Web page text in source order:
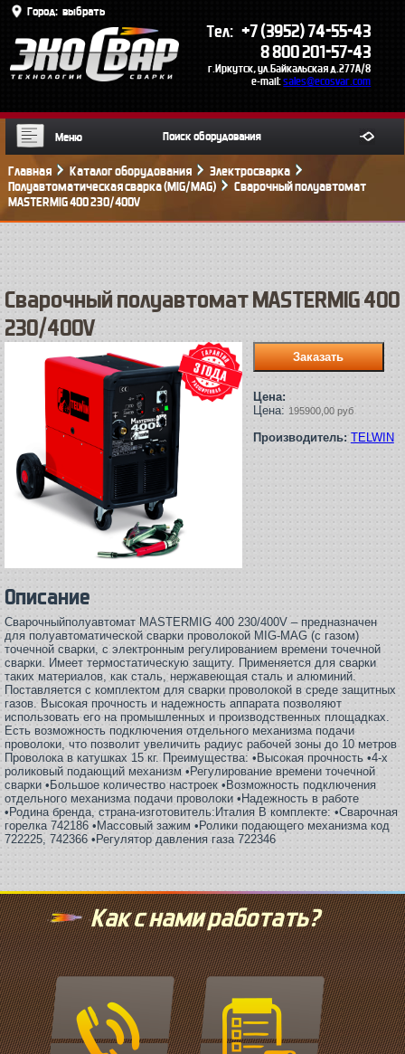
Город: выбрать
Тел: +7 (3952) 74-55-43
8 800 201-57-43
г.Иркутск, ул.Байкальская д.277А/8
e-mail:sales@ecosvar.com
Меню
Главная Каталог оборудования
Электросварка
Полуавтоматическая сварка (MIG/MAG)
Сварочный полуавтомат
MASTERMIG 400 230/400V
Сварочный полуавтомат MASTERMIG 400
230/400V
Цена:
Цена: 195900,00 руб
Производитель: TELWIN
Описание
Сварочныйполуавтомат MASTERMIG 400 230/400V – предназначен
для полуавтоматической сварки проволокой MIG-MAG (с газом)
точечной сварки, с электронным регулированием времени точечной
сварки. Имеет термостатическую защиту. Применяется для сварки
таких материалов, как сталь, нержавеющая сталь и алюминий.
Поставляется с комплектом для сварки проволокой в среде защитных
газов. Высокая прочность и надежность аппарата позволяют
использовать его на промышленных и производственных площадках.
Есть возможность подключения отдельного механизма подачи
проволоки, что позволит увеличить радиус рабочей зоны до 10 метров
Проволока в катушках 15 кг. Преимущества: •Высокая прочность •4-х
роликовый подающий механизм •Регулирование времени точечной
сварки •Большое количество настроек •Возможность подключения
отдельного механизма подачи проволоки •Надежность в работе
•Родина бренда, страна-изготовитель:Италия В комплекте: •Сварочная
горелка 742186 •Массовый зажим •Ролики подающего механизма код
722225, 742366 •Регулятор давления газа 722346
Как с нами работать?